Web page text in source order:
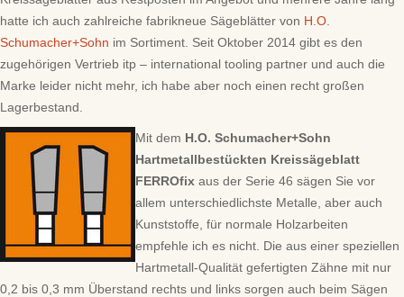
hatte ich auch zahlreiche fabrikneue Sägeblätter von H.O.
Schumacher+Sohn im Sortiment. Seit Oktober 2014 gibt es den
zugehörigen Vertrieb itp – international tooling partner und auch die
Marke leider nicht mehr, ich habe aber noch einen recht großen
Lagerbestand.
Mit dem H.O. Schumacher+Sohn
Hartmetallbestückten Kreissägeblatt
FERROfix aus der Serie 46 sägen Sie vor
allem unterschiedlichste Metalle, aber auch
Kunststoffe, für normale Holzarbeiten
empfehle ich es nicht. Die aus einer speziellen
Hartmetall-Qualität gefertigten Zähne mit nur
0,2 bis 0,3 mm Überstand rechts und links sorgen auch beim Sägen